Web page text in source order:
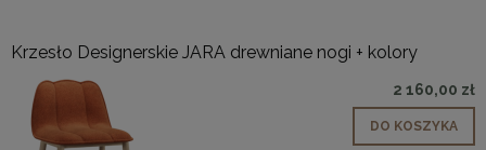
Krzesło Designerskie JARA drewniane nogi + kolory
2 160,00 zł
DO KOSZYKA